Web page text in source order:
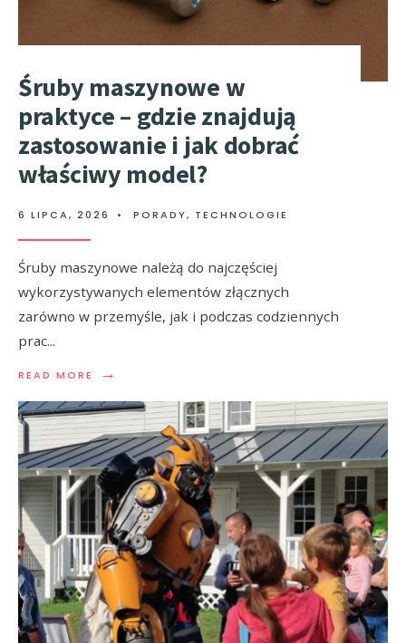
Śruby maszynowe w
praktyce – gdzie znajdują
zastosowanie i jak dobrać
właściwy model?
6 LIPCA, 2026 • PORADY, TECHNOLOGIE
Śruby maszynowe należą do najczęściej
wykorzystywanych elementów złącznych
zarówno w przemyśle, jak i podczas codziennych
prac...
READ MORE →